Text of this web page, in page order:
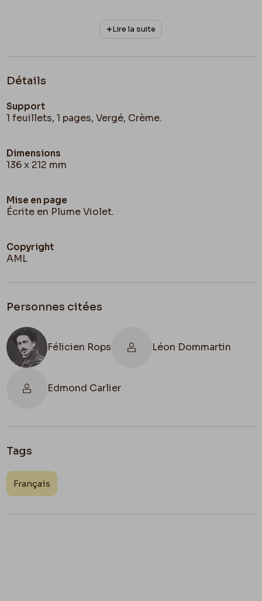
Lire la suite
Détails
Support
1 feuillets, 1 pages, Vergé, Crème.
Dimensions
136 x 212 mm
Mise en page
Écrite en Plume Violet.
Copyright
AML
Personnes citées
Félicien Rops Léon Dommartin
Edmond Carlier
Tags
Français